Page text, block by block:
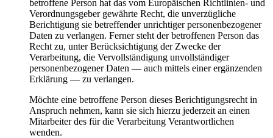
betroffene Person hat das vom Europäischen Richtlinien- und
Verordnungsgeber gewährte Recht, die unverzügliche
Berichtigung sie betreffender unrichtiger personenbezogener
Daten zu verlangen. Ferner steht der betroffenen Person das
Recht zu, unter Berücksichtigung der Zwecke der
Verarbeitung, die Vervollständigung unvollständiger
personenbezogener Daten — auch mittels einer ergänzenden
Erklärung — zu verlangen.
Möchte eine betroffene Person dieses Berichtigungsrecht in
Anspruch nehmen, kann sie sich hierzu jederzeit an einen
Mitarbeiter des für die Verarbeitung Verantwortlichen
wenden.